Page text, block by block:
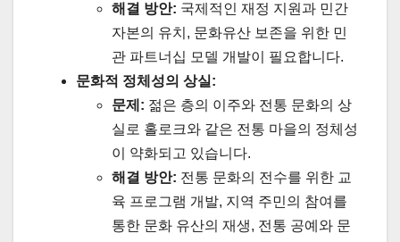
해결 방안: 국제적인 재정 지원과 민간
자본의 유치, 문화유산 보존을 위한 민
관 파트너십 모델 개발이 필요합니다.
문화적 정체성의 상실:
문제: 젊은 층의 이주와 전통 문화의 상
실로 홀로크와 같은 전통 마을의 정체성
이 약화되고 있습니다.
해결 방안: 전통 문화의 전수를 위한 교
육 프로그램 개발, 지역 주민의 참여를
통한 문화 유산의 재생, 전통 공예와 문